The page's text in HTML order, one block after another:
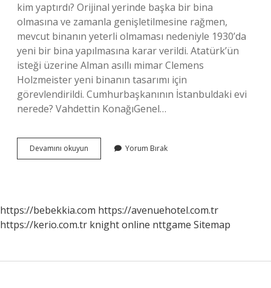
kim yaptırdı? Orijinal yerinde başka bir bina
olmasına ve zamanla genişletilmesine rağmen,
mevcut binanın yeterli olmaması nedeniyle 1930’da
yeni bir bina yapılmasına karar verildi. Atatürk’ün
isteği üzerine Alman asıllı mimar Clemens
Holzmeister yeni binanın tasarımı için
görevlendirildi. Cumhurbaşkanının İstanbuldaki evi
nerede? Vahdettin KonağıGenel…
Devamını okuyun Cumhurbaşkanlığı
Köşkünü
Yorum Bırak
https://bebekkia.com https://avenuehotel.com.tr
https://kerio.com.tr knight online nttgame Sitemap